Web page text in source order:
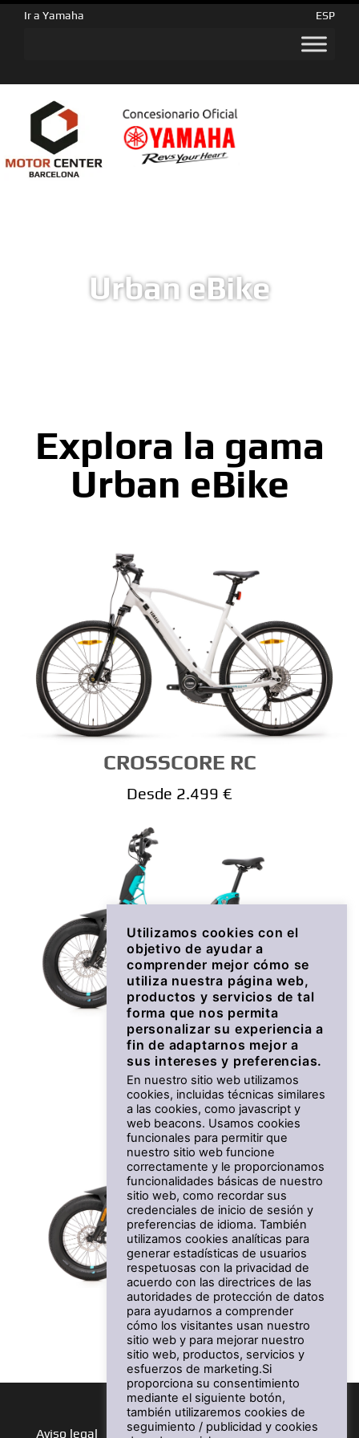
Ir a Yamaha ESP
Urban eBike
Explora la gama
Urban eBike
CROSSCORE RC
Desde 2.499 €
BOOSTER Easy
Desde 1.999 €
BOOSTER
Desde 2.399 €
Aviso legal
Utilizamos cookies con el
objetivo de ayudar a
comprender mejor cómo se
utiliza nuestra página web,
productos y servicios de tal
forma que nos permita
personalizar su experiencia a
fin de adaptarnos mejor a
sus intereses y preferencias.
En nuestro sitio web utilizamos
cookies, incluidas técnicas similares
a las cookies, como javascript y
web beacons. Usamos cookies
funcionales para permitir que
nuestro sitio web funcione
correctamente y le proporcionamos
funcionalidades básicas de nuestro
sitio web, como recordar sus
credenciales de inicio de sesión y
preferencias de idioma. También
utilizamos cookies analíticas para
generar estadísticas de usuarios
respetuosas con la privacidad de
acuerdo con las directrices de las
autoridades de protección de datos
para ayudarnos a comprender
cómo los visitantes usan nuestro
sitio web y para mejorar nuestro
sitio web, productos, servicios y
esfuerzos de marketing.Si
proporciona su consentimiento
mediante el siguiente botón,
también utilizaremos cookies de
seguimiento / publicidad y cookies